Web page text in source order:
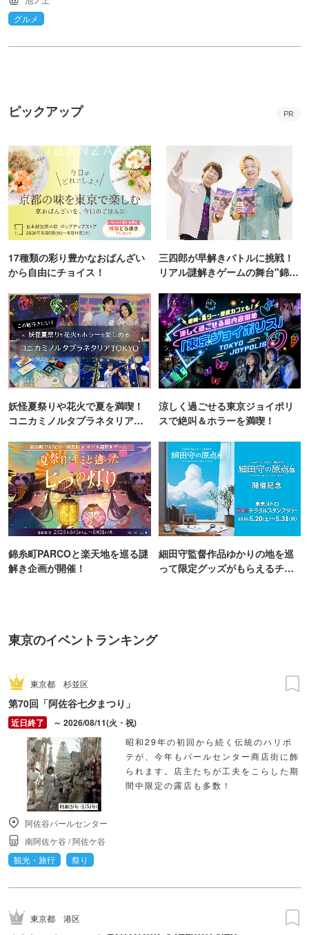
グルメ
ピックアップ PR
17種類の彩り豊かなおばんざい
から自由にチョイス！
三四郎が早解きバトルに挑戦！
リアル謎解きゲームの舞台"錦糸
妖怪夏祭りや花火で夏を満喫！
コニカミノルタプラネタリア
涼しく過ごせる東京ジョイポリ
スで絶叫＆ホラーを満喫！
錦糸町PARCOと楽天地を巡る謎
解き企画が開催！
細田守監督作品ゆかりの地を巡
って限定グッズがもらえるチャ
東京のイベントランキング
東京都 杉並区
第70回「阿佐谷七夕まつり」
～ 2026/08/11(火・祝)
昭和29年の初回から続く伝統のハリボ
テが、今年もパールセンター商店街に飾
られます。店主たちが工夫をこらした期
間中限定の露店も多数！
阿佐谷パールセンター
南阿佐ケ谷 /阿佐ケ谷
観光・旅行
祭り
東京都 港区